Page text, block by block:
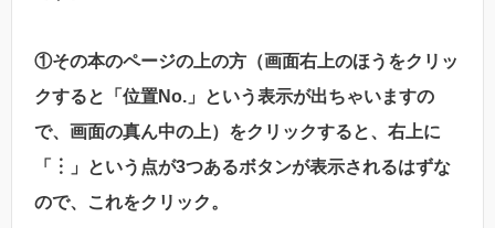
①その本のページの上の方（画面右上のほうをクリッ
クすると「位置No.」という表示が出ちゃいますの
で、画面の真ん中の上）をクリックすると、右上に
「︙」という点が3つあるボタンが表示されるはずな
ので、これをクリック。